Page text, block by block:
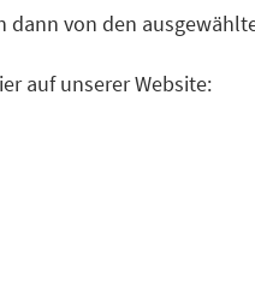
dann von den
auf unserer Website: